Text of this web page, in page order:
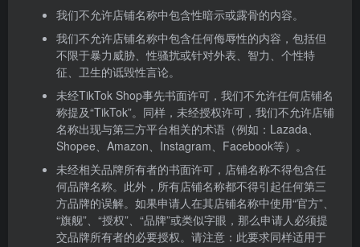
我们不允许店铺名称中包含性暗示或露骨的内容。
我们不允许店铺名称中包含任何侮辱性的内容，包括但
不限于暴力威胁、性骚扰或针对外表、智力、个性特
征、卫生的诋毁性言论。
未经TikTok Shop事先书面许可，我们不允许任何店铺名
称提及“TikTok”。同样，未经授权许可，我们不允许店铺
名称出现与第三方平台相关的术语（例如：Lazada、
Shopee、Amazon、Instagram、Facebook等）。
未经相关品牌所有者的书面许可，店铺名称不得包含任
何品牌名称。此外，所有店铺名称都不得引起任何第三
方品牌的误解。如果申请人在其店铺名称中使用“官方”、
“旗舰”、“授权”、“品牌”或类似字眼，那么申请人必须提
交品牌所有者的必要授权。请注意：此要求同样适用于